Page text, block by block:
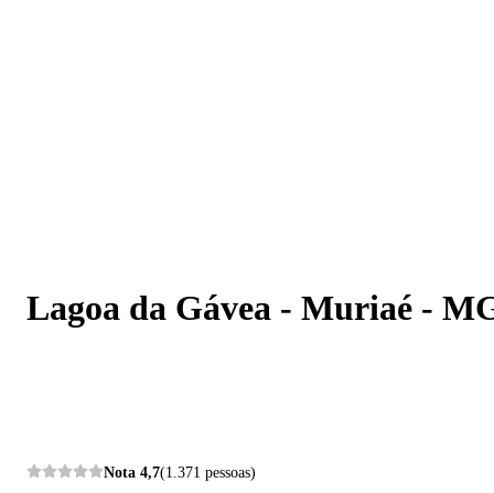
Lagoa da Gávea - Muriaé -
Nota 4,7(1.371 pessoas)